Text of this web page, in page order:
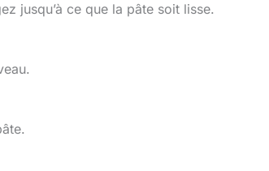
jusqu’à ce que la pâte soit lisse.